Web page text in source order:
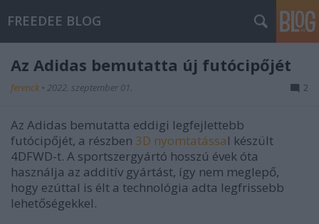
FREEDEE BLOG
Az Adidas bemutatta új futócipőjét
ferenck • 2022. szeptember 01. 2
Az Adidas bemutatta eddigi legfejlettebb
futócipőjét, a részben 3D nyomtatással készült
4DFWD-t. A sportszergyártó hosszú évek óta
használja az additív gyártást, így nem meglepő,
hogy ezúttal is élt a technológia adta legfrissebb
lehetőségekkel.